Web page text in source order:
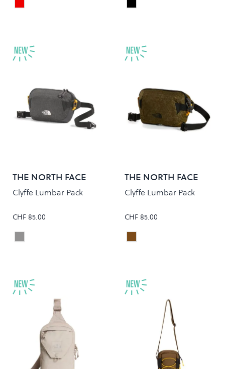
Colour
BURGUNDY CRUSH/LALI GURColour
TNF Black
THE NORTH FACE
Clyffe Lumbar Pack
CHF 85.00
Colour
ANTHRACITE GREY/TNF BLACK
THE NORTH FACE
Clyffe Lumbar Pack
CHF 85.00
Colour
CARAWAY SEED/TNF